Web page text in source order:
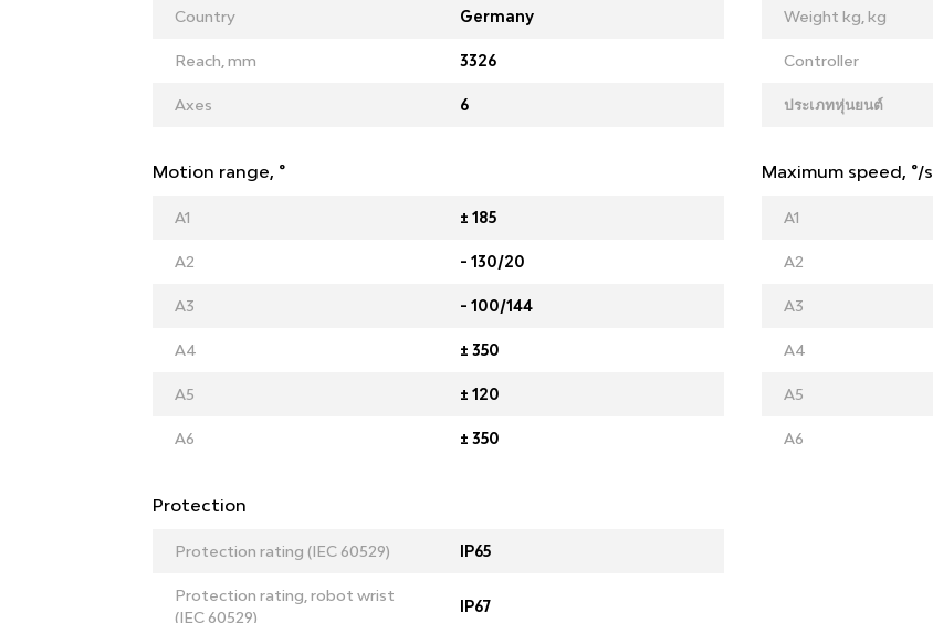
Country Germany
Reach, mm 3326
Axes 6
Weight kg, kg
Controller
ประเภทหุ่นยนต์
Motion range, °
A1 ± 185
A2 - 130/20
A3 - 100/144
A4 ± 350
A5 ± 120
A6 ± 350
Maximum speed, °/s
A1
A2
A3
A4
A5
A6
Protection
Protection rating (IEC 60529) IP65
Protection rating, robot wrist
(IEC 60529)
IP67